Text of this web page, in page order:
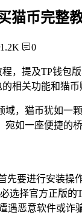
猫币完整
1.2K 0
，提及TP钱包
相关功能和猫
，猫币犹如一
如一座便捷的
先要进行安装操
选择官方正版
遇恶意软件或诈